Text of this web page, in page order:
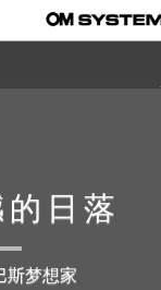
日落
斯梦想家